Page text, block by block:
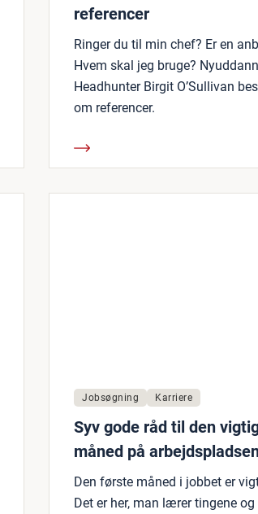
referencer
Ringer du til min chef? Er en
Hvem skal jeg bruge?
Headhunter Birgit O’Sullivan
om referencer.
Jobsøgning Karriere
Syv gode råd til den
måned på
Den første måned i jobbet er
Det er her, man lærer tingene